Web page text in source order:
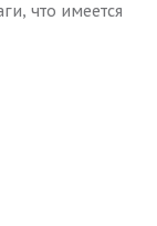
что имеется